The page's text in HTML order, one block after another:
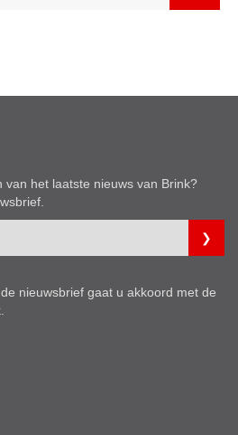
het laatste nieuws van Brink?
nieuwsbrief gaat u akkoord met de